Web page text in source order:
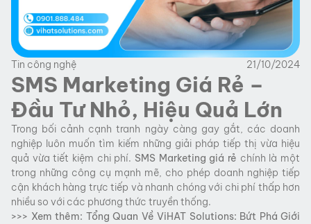
Tin công nghệ 21/10/2024
SMS Marketing Giá Rẻ –
Đầu Tư Nhỏ, Hiệu Quả Lớn
Trong bối cảnh cạnh tranh ngày càng gay gắt, các doanh
nghiệp luôn muốn tìm kiếm những giải pháp tiếp thị vừa hiệu
quả vừa tiết kiệm chi phí. SMS Marketing giá rẻ chính là một
trong những công cụ mạnh mẽ, cho phép doanh nghiệp tiếp
cận khách hàng trực tiếp và nhanh chóng với chi phí thấp hơn
nhiều so với các phương thức truyền thống.
>>> Xem thêm: Tổng Quan Về ViHAT Solutions: Bứt Phá Giới